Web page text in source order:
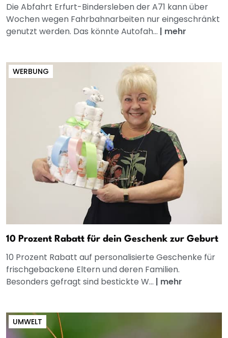
Die Abfahrt Erfurt-Bindersleben der A71 kann über
Wochen wegen Fahrbahnarbeiten nur eingeschränkt
genutzt werden. Das könnte Autofah... | mehr
WERBUNG
10 Prozent Rabatt für dein Geschenk zur Geburt
10 Prozent Rabatt auf personalisierte Geschenke für
frischgebackene Eltern und deren Familien.
Besonders gefragt sind bestickte W... | mehr
UMWELT